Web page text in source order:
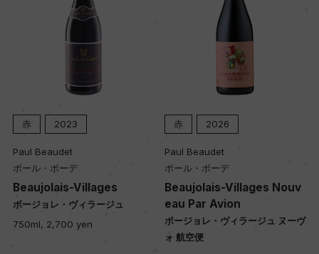
2023
ボーデ
Villages
レ・ヴィラージュ
2,700 yen
2026
Paul Beaudet
ポール・ボーデ
Beaujolais-Villages Nouv
eau Par Avion
ボージョレ・ヴィラージュ ヌーヴ
Saint-
750ml,